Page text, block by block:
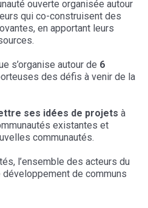
ouverte organisée autour
qui co-construisent des
en apportant leurs
s’organise autour de 6
des défis à venir de la
ses idées de projets à
existantes et
communautés.
l’ensemble des acteurs du
de communs